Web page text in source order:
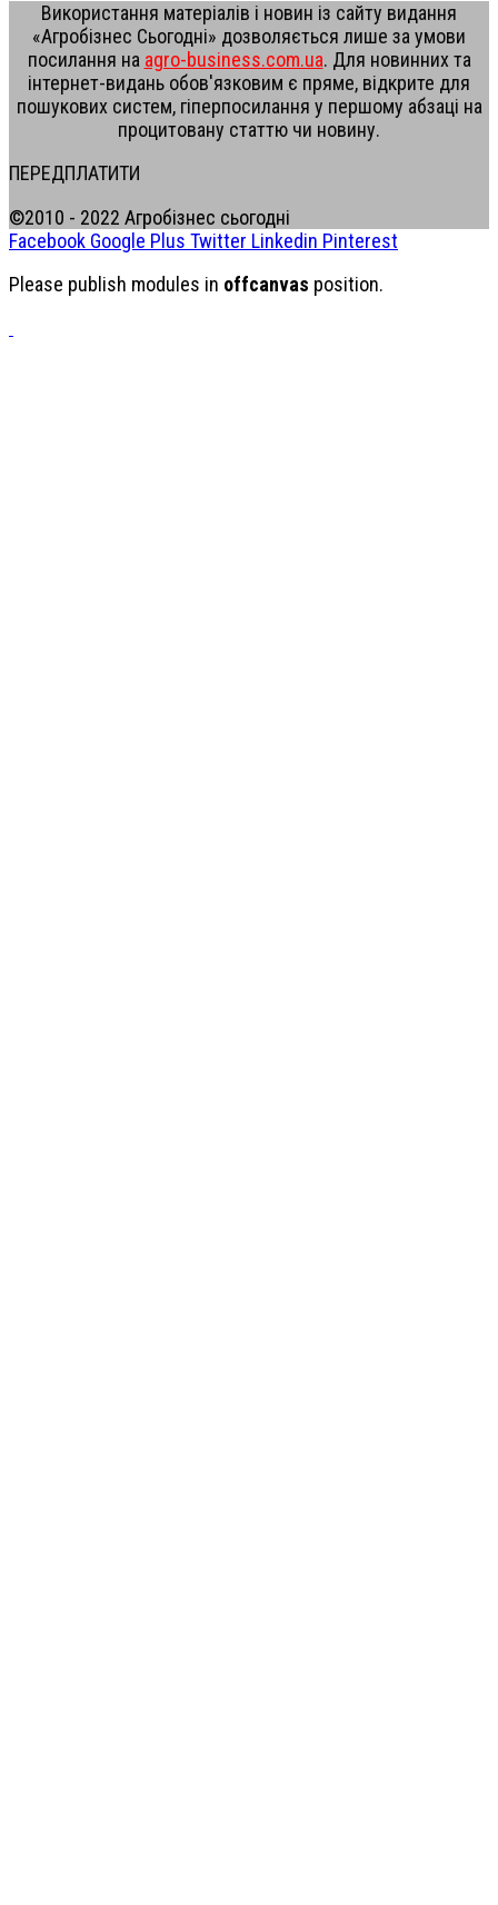
Використання матеріалів і новин із сайту видання
«Агробізнес Сьогодні» дозволяється лише за умови
посилання на agro-business.com.ua. Для новинних та
інтернет-видань обов'язковим є пряме, відкрите для
пошукових систем, гіперпосилання у першому абзаці на
процитовану статтю чи новину.
ПЕРЕДПЛАТИТИ
©2010 - 2022 Агробізнес сьогодні
Facebook Google Plus Twitter Linkedin Pinterest
Please publish modules in offcanvas position.